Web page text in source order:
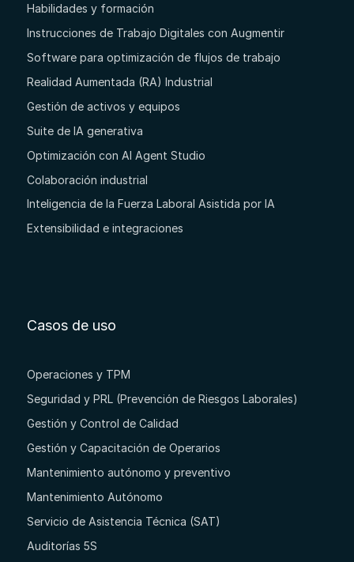
Habilidades y formación
Instrucciones de Trabajo Digitales con Augmentir
Software para optimización de flujos de trabajo
Realidad Aumentada (RA) Industrial
Gestión de activos y equipos
Suite de IA generativa
Optimización con AI Agent Studio
Colaboración industrial
Inteligencia de la Fuerza Laboral Asistida por IA
Extensibilidad e integraciones
Casos de uso
Operaciones y TPM
Seguridad y PRL (Prevención de Riesgos Laborales)
Gestión y Control de Calidad
Gestión y Capacitación de Operarios
Mantenimiento autónomo y preventivo
Mantenimiento Autónomo
Servicio de Asistencia Técnica (SAT)
Auditorías 5S